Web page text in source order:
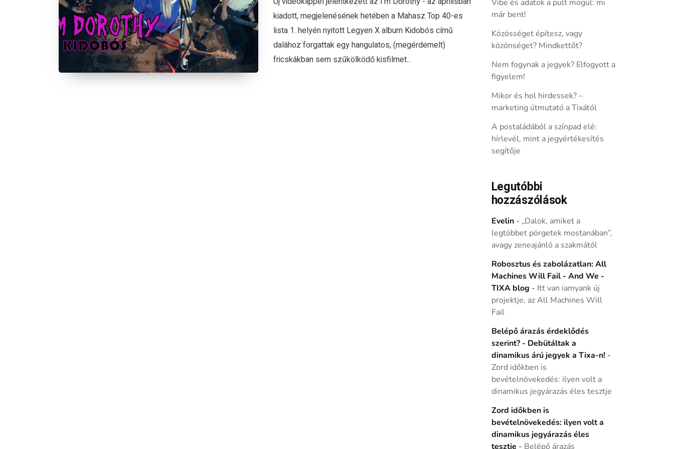
kiadott, megjelenésének hetében a Mahasz Top 40-es
lista 1. helyén nyitott Legyen X album Kidobós című
dalához forgattak egy hangulatos, (megérdemelt)
fricskákban sem szűkölködő kisfilmet...
Vibe és adatok a pult mögül: mi
már bent!
Közösséget építesz, vagy
közönséget? Mindkettőt?
Nem fogynak a jegyek? Elfogyott a
figyelem!
Mikor és hol hirdessek? –
marketing útmutató a Tixától
A postaládából a színpad elé:
hírlevél, mint a jegyértékesítés
segítője
Legutóbbi
hozzászólások
Evelin- „Dalok, amiket a
legtöbbet pörgetek mostanában”,
avagy zeneajánló a szakmától
Robosztus és zabolázatlan: All
Machines Will Fail - And We -
TIXA blog - Itt van iamyank új
projektje, az All Machines Will
Fail
Belépő árazás érdeklődés
szerint? - Debütáltak a
dinamikus árú jegyek a Tixa-n! -
Zord időkben is
bevételnövekedés: ilyen volt a
dinamikus jegyárazás éles tesztje
Zord időkben is
bevételnövekedés: ilyen volt a
dinamikus jegyárazás éles
tesztje - Belépő árazás